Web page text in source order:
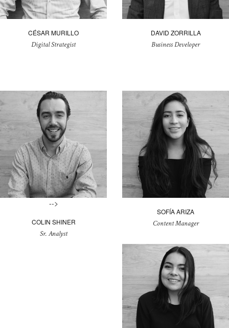
CÉSAR MURILLO
Digital Strategist
DAVID ZORRILLA
Business Developer
-->
COLIN SHINER
Sr. Analyst
SOFÍA ARIZA
Content Manager